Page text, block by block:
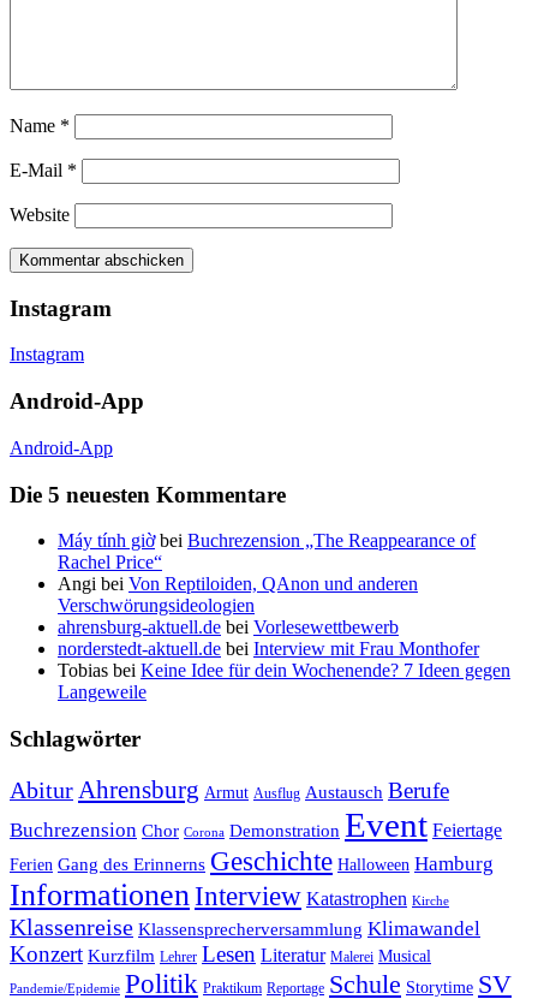
Name *
E-Mail *
Website
Instagram
Instagram
Android-App
Android-App
Die 5 neuesten Kommentare
Máy tính giờbei Buchrezension „The Reappearance of
Rachel Price“
Angi bei Von Reptiloiden, QAnon und anderen
Verschwörungsideologien
ahrensburg-aktuell.de bei Vorlesewettbewerb
norderstedt-aktuell.de bei Interview mit Frau Monthofer
Tobias bei Keine Idee für dein Wochenende? 7 Ideen gegen
Langeweile
Schlagwörter
Abitur Ahrensburg Armut Ausflug Austausch Berufe
Buchrezension Chor Corona Demonstration Event Feiertage
Ferien Gang des Erinnerns Geschichte Halloween Hamburg
Informationen Interview Katastrophen Kirche
Klassenreise Klassensprecherversammlung Klimawandel
Konzert Kurzfilm Lehrer Lesen Literatur Malerei Musical
Pandemie/Epidemie Politik Praktikum Reportage Schule Storytime SV